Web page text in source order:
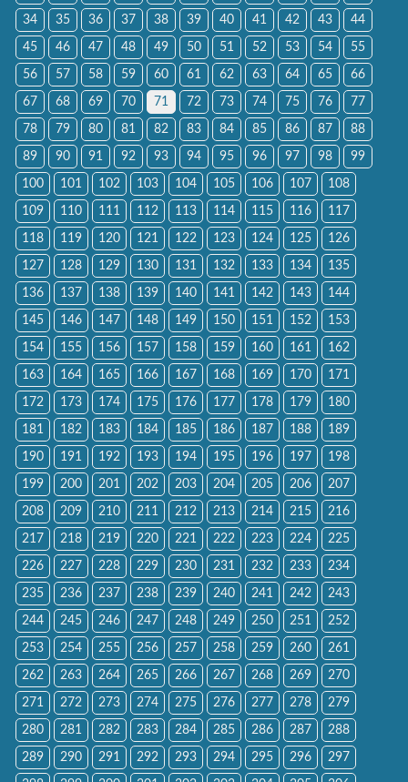
34 35 36 37 38 39 40 41 42 43 44
45 46 47 48 49 50 51 52 53 54 55
56 57 58 59 60 61 62 63 64 65 66
67 68 69 70 71 72 73 74 75 76 77
78 79 80 81 82 83 84 85 86 87 88
89 90 91 92 93 94 95 96 97 98 99
100 101 102 103 104 105 106 107 108
109 110 111 112 113 114 115 116 117
118 119 120 121 122 123 124 125 126
127 128 129 130 131 132 133 134 135
136 137 138 139 140 141 142 143 144
145 146 147 148 149 150 151 152 153
154 155 156 157 158 159 160 161 162
163 164 165 166 167 168 169 170 171
172 173 174 175 176 177 178 179 180
181 182 183 184 185 186 187 188 189
190 191 192 193 194 195 196 197 198
199 200 201 202 203 204 205 206 207
208 209 210 211 212 213 214 215 216
217 218 219 220 221 222 223 224 225
226 227 228 229 230 231 232 233 234
235 236 237 238 239 240 241 242 243
244 245 246 247 248 249 250 251 252
253 254 255 256 257 258 259 260 261
262 263 264 265 266 267 268 269 270
271 272 273 274 275 276 277 278 279
280 281 282 283 284 285 286 287 288
289 290 291 292 293 294 295 296 297